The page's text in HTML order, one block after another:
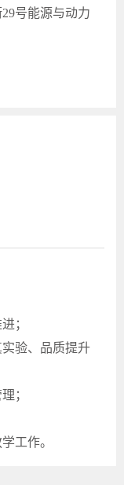
号能源与动力
；
验、品质提升
；
工作。